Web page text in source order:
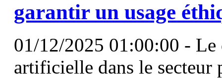
garantir un usage
01/12/2025 01:00:00 -
artificielle dans le secteur